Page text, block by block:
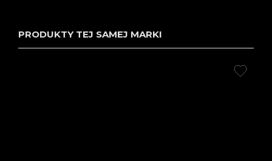
PRODUKTY TEJ SAMEJ MARKI